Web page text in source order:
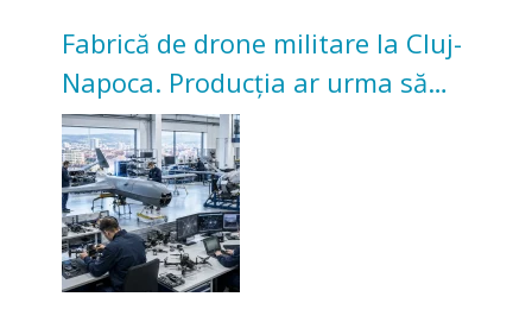
Fabrică de drone militare la Cluj-
Napoca. Producția ar urma să
înceapă în toamna acestui an